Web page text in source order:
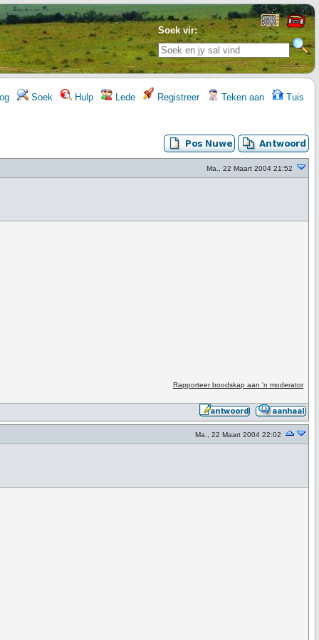
Soek vir:
Soek Hulp Lede Registreer Teken aan Tuis
Ma., 22 Maart 2004 21:52
Rapporteer boodskap aan 'n moderator
Ma., 22 Maart 2004 22:02